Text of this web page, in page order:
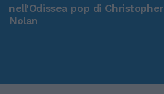
nell'Odissea pop di Christopher
Nolan